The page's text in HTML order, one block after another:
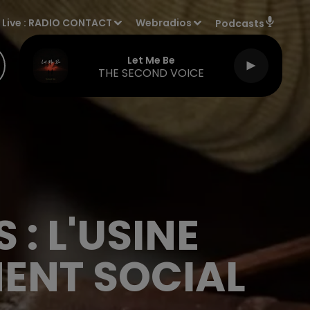
Live : RADIO CONTACT Webradios Podcasts
Let Me Be
THE SECOND VOICE
: L'USINE
SOCIAL